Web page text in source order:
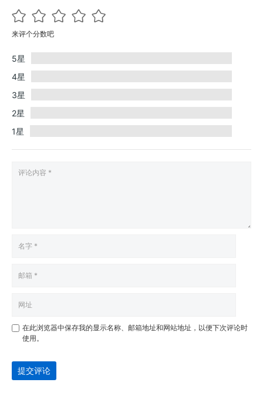
来评个分数吧
5星
4星
3星
2星
1星
在此浏览器中保存我的显示名称、邮箱地址和网站地址，以便下次评论时
使用。
提交评论